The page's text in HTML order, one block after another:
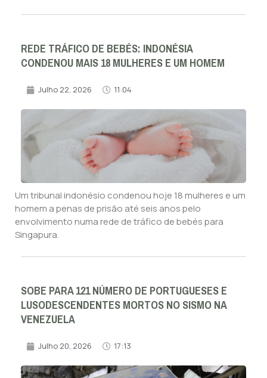
REDE TRÁFICO DE BEBÉS: INDONÉSIA
CONDENOU MAIS 18 MULHERES E UM HOMEM
Julho 22, 2026 11:04
Um tribunal indonésio condenou hoje 18 mulheres e um
homem a penas de prisão até seis anos pelo
envolvimento numa rede de tráfico de bebés para
Singapura.
SOBE PARA 121 NÚMERO DE PORTUGUESES E
LUSODESCENDENTES MORTOS NO SISMO NA
VENEZUELA
Julho 20, 2026 17:13